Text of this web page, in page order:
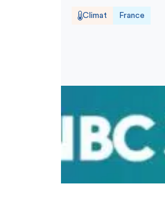
Climat France